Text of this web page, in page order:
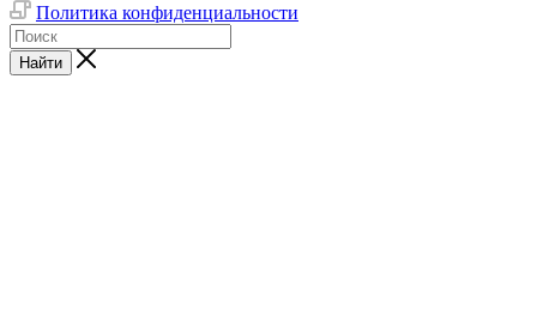
Политика конфиденциальности
Найти